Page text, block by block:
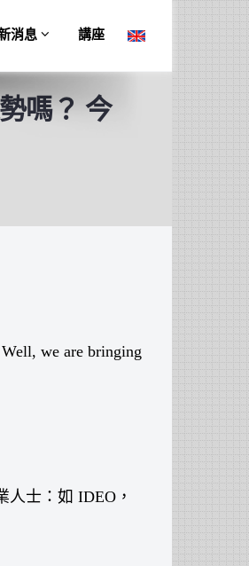
消息 講座
嗎？ 今
we are bringing
士：如 IDEO，